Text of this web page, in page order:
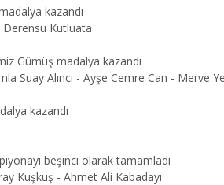
kazandı
Derensu Kutluata
Gümüş madalya kazandı
Suay Alıncı - Ayşe Cemre Can - Merve
kazandı
beşinci olarak tamamladı
Kuşkuş - Ahmet Ali Kabadayı